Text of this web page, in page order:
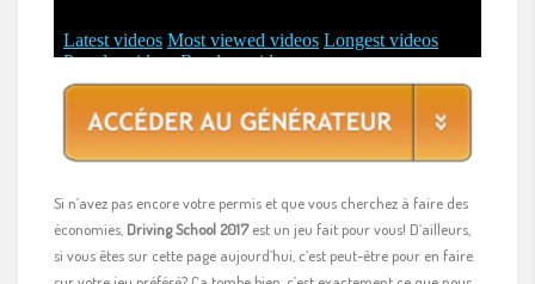
Si n’avez pas encore votre permis et que vous cherchez à faire des
économies, Driving School 2017est un jeu fait pour vous! D’ailleurs,
si vous êtes sur cette page aujourd’hui, c’est peut-être pour en faire